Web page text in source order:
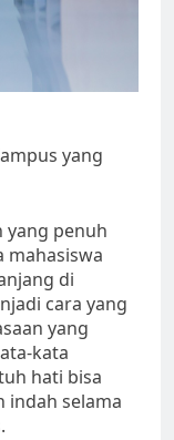
yang
yang penuh
mahasiswa
di
cara yang
yang
kata
hati bisa
indah selama